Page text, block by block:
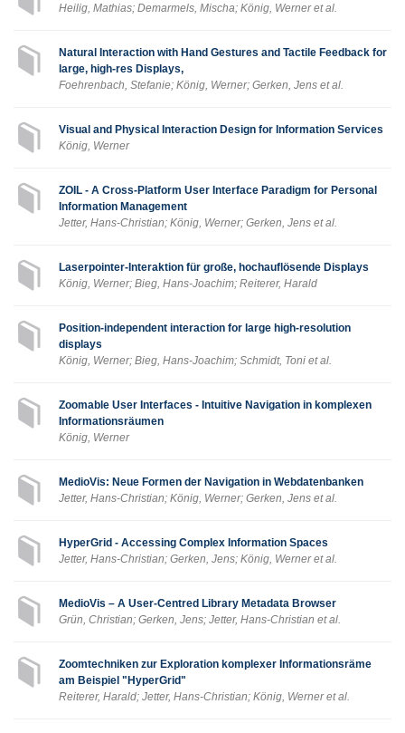
Heilig, Mathias; Demarmels, Mischa; König, Werner et al.
Natural Interaction with Hand Gestures and Tactile Feedback for
large, high-res Displays,
Foehrenbach, Stefanie; König, Werner; Gerken, Jens et al.
Visual and Physical Interaction Design for Information Services
König, Werner
ZOIL - A Cross-Platform User Interface Paradigm for Personal
Information Management
Jetter, Hans-Christian; König, Werner; Gerken, Jens et al.
Laserpointer-Interaktion für große, hochauflösende Displays
König, Werner; Bieg, Hans-Joachim; Reiterer, Harald
Position-independent interaction for large high-resolution
displays
König, Werner; Bieg, Hans-Joachim; Schmidt, Toni et al.
Zoomable User Interfaces - Intuitive Navigation in komplexen
Informationsräumen
König, Werner
MedioVis: Neue Formen der Navigation in Webdatenbanken
Jetter, Hans-Christian; König, Werner; Gerken, Jens et al.
HyperGrid - Accessing Complex Information Spaces
Jetter, Hans-Christian; Gerken, Jens; König, Werner et al.
MedioVis – A User-Centred Library Metadata Browser
Grün, Christian; Gerken, Jens; Jetter, Hans-Christian et al.
Zoomtechniken zur Exploration komplexer Informationsräme
am Beispiel "HyperGrid"
Reiterer, Harald; Jetter, Hans-Christian; König, Werner et al.